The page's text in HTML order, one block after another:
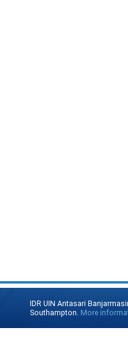
IDR UIN Antasari
Southampton. More